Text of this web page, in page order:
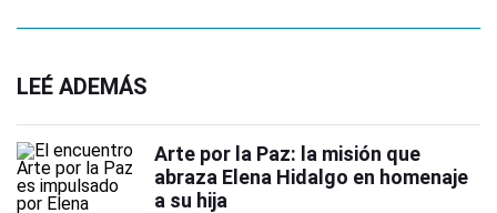
LEÉ ADEMÁS
Arte por la Paz: la misión que
abraza Elena Hidalgo en homenaje
a su hija